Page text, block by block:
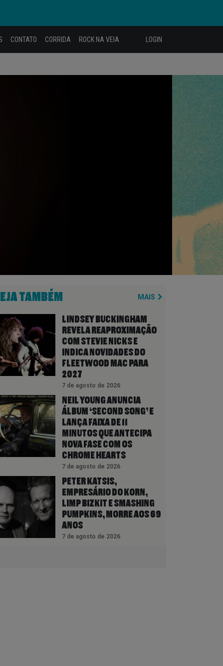
CONTATO CORRIDA ROCK NA VEIA LOGIN
TAMBÉM MAIS
LINDSEY BUCKINGHAM
REVELA REAPROXIMAÇÃO
COM STEVIE NICKS E
INDICA NOVIDADES DO
FLEETWOOD MAC PARA
2027
7 de agosto de 2026
NEIL YOUNG ANUNCIA
ÁLBUM ‘SECOND SONG’ E
LANÇA FAIXA DE 11
MINUTOS QUE ANTECIPA
NOVA FASE COM OS
CHROME HEARTS
7 de agosto de 2026
PETER KATSIS,
EMPRESÁRIO DO KORN,
LIMP BIZKIT E SMASHING
PUMPKINS, MORRE AOS 69
ANOS
7 de agosto de 2026